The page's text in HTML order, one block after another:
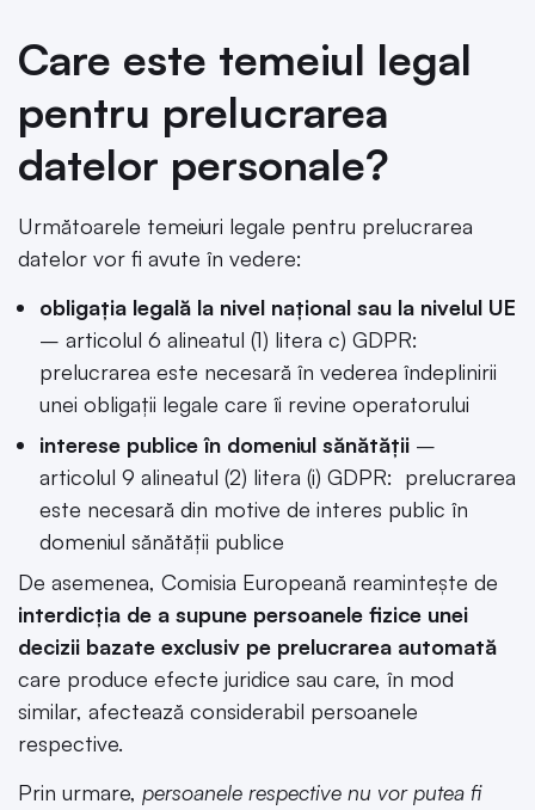
Care este temeiul legal
pentru prelucrarea
datelor personale?
Următoarele temeiuri legale pentru prelucrarea
datelor vor fi avute în vedere:
obligația legală la nivel național sau la nivelul UE
– articolul 6 alineatul (1) litera c) GDPR:
prelucrarea este necesară în vederea îndeplinirii
unei obligații legale care îi revine operatorului
interese publice în domeniul sănătății –
articolul 9 alineatul (2) litera (i) GDPR: prelucrarea
este necesară din motive de interes public în
domeniul sănătății publice
De asemenea, Comisia Europeană reamintește de
interdicția de a supune persoanele fizice unei
decizii bazate exclusiv pe prelucrarea automată
care produce efecte juridice sau care, în mod
similar, afectează considerabil persoanele
respective.
Prin urmare, persoanele respective nu vor putea fi